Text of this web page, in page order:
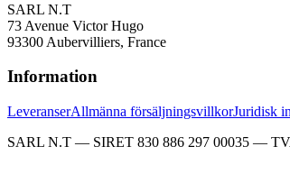
SARL N.T
73 Avenue Victor Hugo
93300 Aubervilliers, France
Information
LeveranserAllmänna försäljningsvillkorJuridisk
SARL N.T — SIRET 830 886 297 00035 —